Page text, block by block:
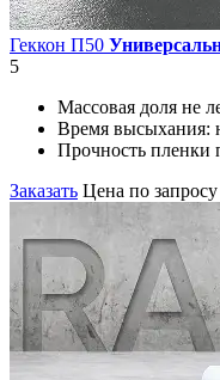
Геккон П50
5
Массовая доля не
Время высыхания:
Прочность пленки
Заказать Цена по запросу